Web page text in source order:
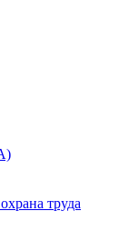
труда